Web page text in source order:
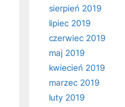
sierpień 2019
lipiec 2019
czerwiec 2019
maj 2019
kwiecień 2019
marzec 2019
luty 2019